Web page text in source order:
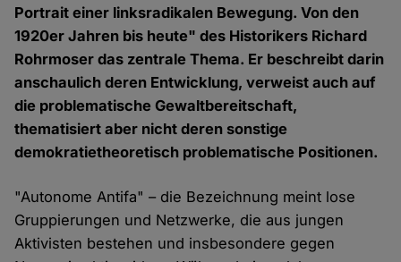
Portrait einer linksradikalen Bewegung. Von den
1920er Jahren bis heute" des Historikers Richard
Rohrmoser das zentrale Thema. Er beschreibt darin
anschaulich deren Entwicklung, verweist auch auf
die problematische Gewaltbereitschaft,
thematisiert aber nicht deren sonstige
demokratietheoretisch problematische Positionen.
"Autonome Antifa" – die Bezeichnung meint lose
Gruppierungen und Netzwerke, die aus jungen
Aktivisten bestehen und insbesondere gegen